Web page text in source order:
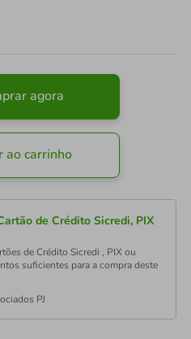
agora
ao carrinho
de Crédito Sicredi, PIX
de Crédito Sicredi , PIX ou
suficientes para a compra deste
PJ